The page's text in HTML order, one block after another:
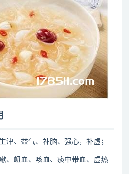
津、益气、补脑、强心，补虚；
、衄血、咳血、痰中带血、虚热